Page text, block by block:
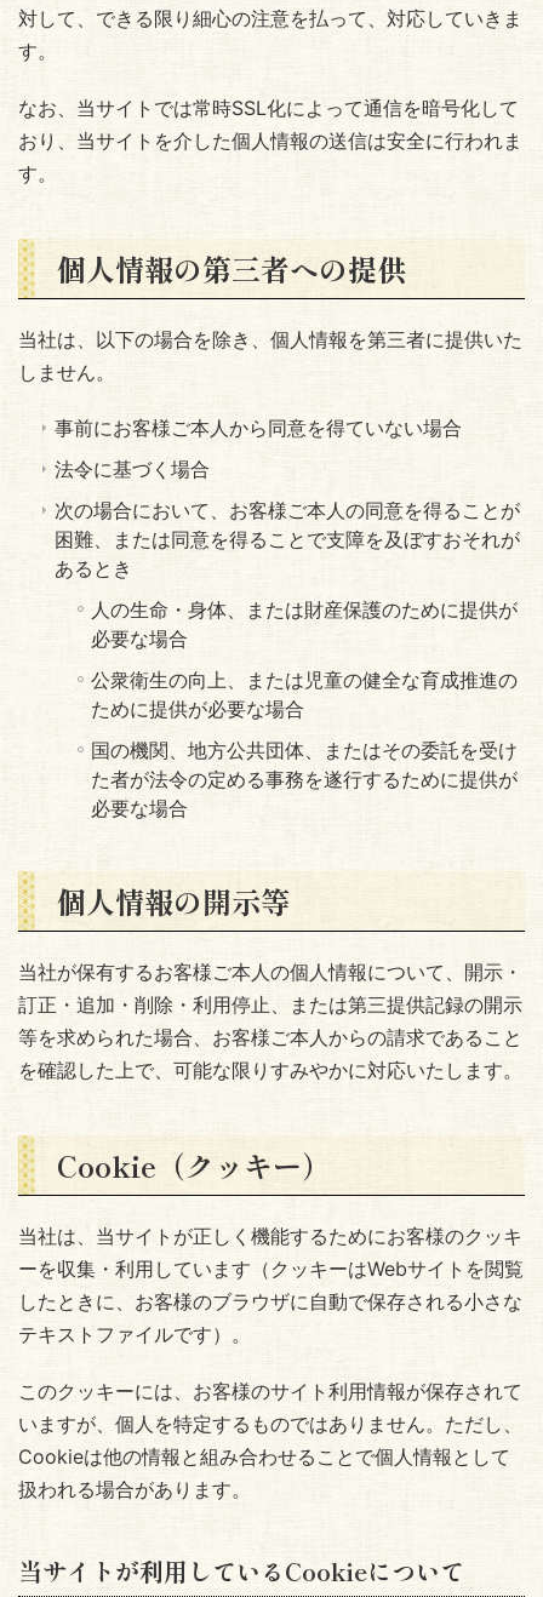
対して、できる限り細心の注意を払って、対応していきま
す。
なお、当サイトでは常時SSL化によって通信を暗号化して
おり、当サイトを介した個人情報の送信は安全に行われま
す。
個人情報の第三者への提供
当社は、以下の場合を除き、個人情報を第三者に提供いた
しません。
事前にお客様ご本人から同意を得ていない場合
法令に基づく場合
次の場合において、お客様ご本人の同意を得ることが
困難、または同意を得ることで支障を及ぼすおそれが
あるとき
人の生命・身体、または財産保護のために提供が
必要な場合
公衆衛生の向上、または児童の健全な育成推進の
ために提供が必要な場合
国の機関、地方公共団体、またはその委託を受け
た者が法令の定める事務を遂行するために提供が
必要な場合
個人情報の開示等
当社が保有するお客様ご本人の個人情報について、開示・
訂正・追加・削除・利用停止、または第三提供記録の開示
等を求められた場合、お客様ご本人からの請求であること
を確認した上で、可能な限りすみやかに対応いたします。
Cookie（クッキー）
当社は、当サイトが正しく機能するためにお客様のクッキ
ーを収集・利用しています（クッキーはWebサイトを閲覧
したときに、お客様のブラウザに自動で保存される小さな
テキストファイルです）。
このクッキーには、お客様のサイト利用情報が保存されて
いますが、個人を特定するものではありません。ただし、
Cookieは他の情報と組み合わせることで個人情報として
扱われる場合があります。
当サイトが利用しているCookieについて